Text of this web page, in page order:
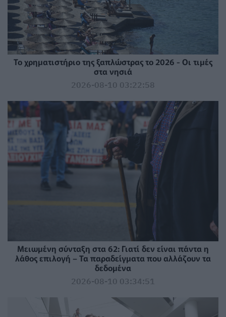
Το χρηματιστήριο της ξαπλώστρας το 2026 - Οι τιμές
στα νησιά
2026-08-10 03:22:58
Μειωμένη σύνταξη στα 62: Γιατί δεν είναι πάντα η
λάθος επιλογή – Τα παραδείγματα που αλλάζουν τα
δεδομένα
2026-08-10 03:34:51